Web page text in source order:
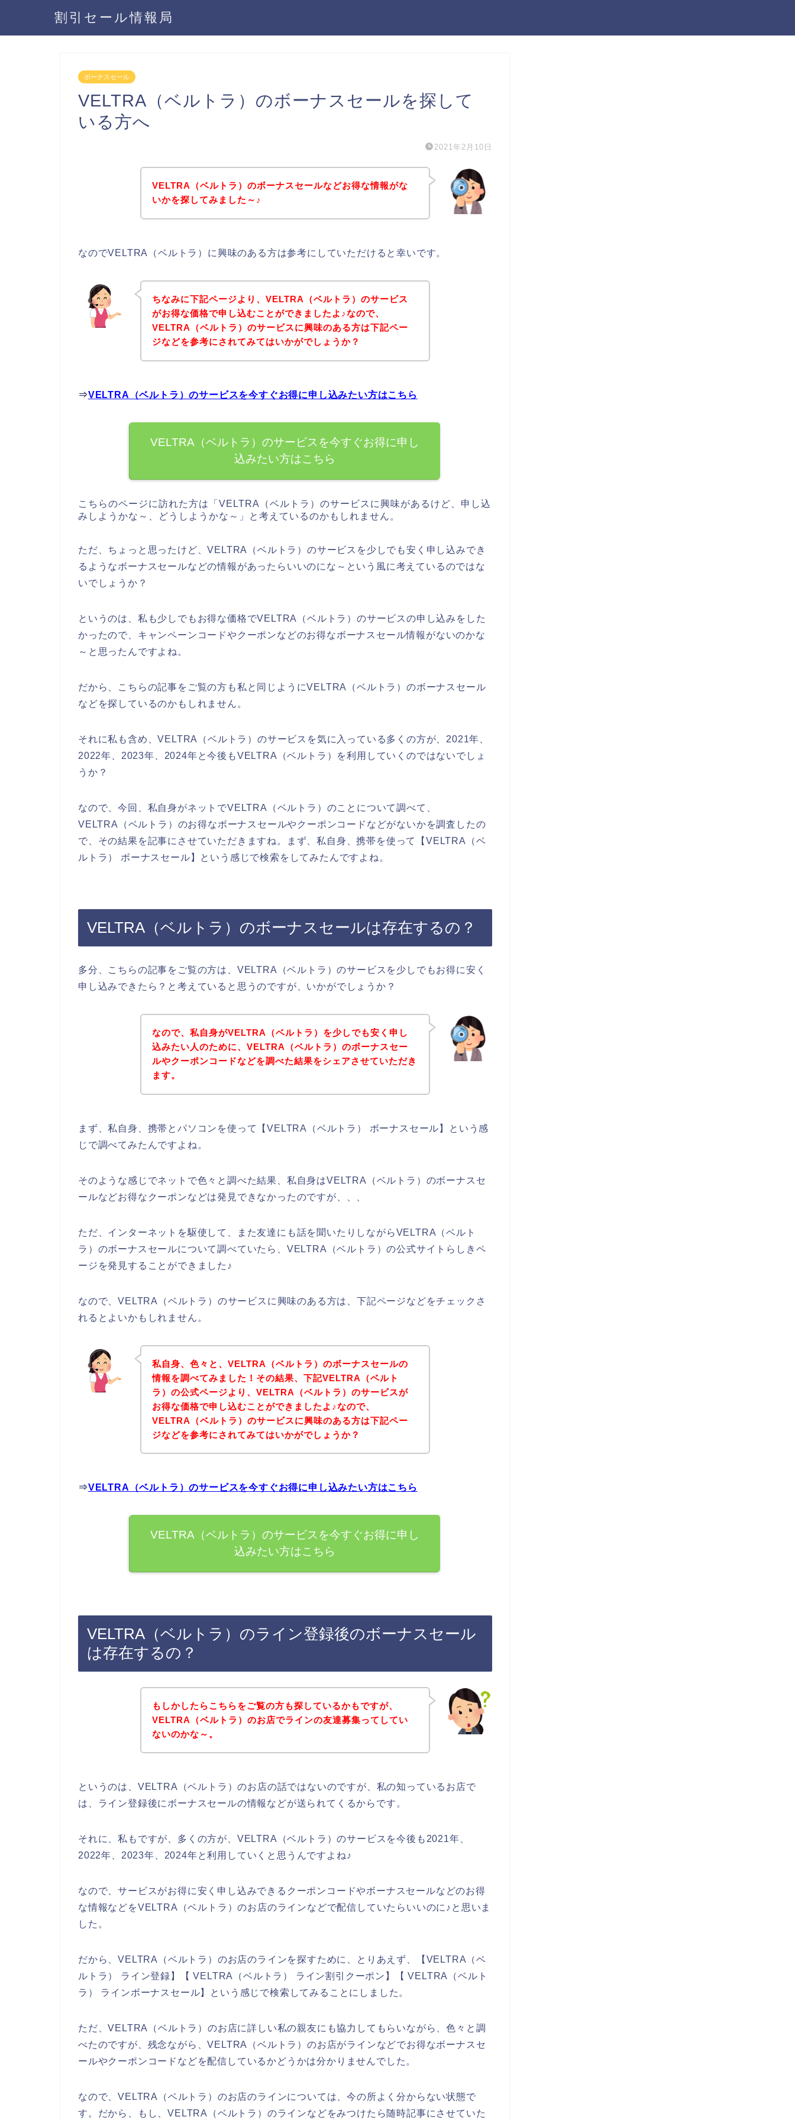
割引セール情報局
ボーナスセール
VELTRA（ベルトラ）のボーナスセールを探して
いる方へ
2021年2月10日
VELTRA（ベルトラ）のボーナスセールなどお得な情報がな
いかを探してみました～♪
なのでVELTRA（ベルトラ）に興味のある方は参考にしていただけると幸いです。
ちなみに下記ページより、VELTRA（ベルトラ）のサービス
がお得な価格で申し込むことができましたよ♪なので、
VELTRA（ベルトラ）のサービスに興味のある方は下記ペー
ジなどを参考にされてみてはいかがでしょうか？
⇒VELTRA（ベルトラ）のサービスを今すぐお得に申し込みたい方はこちら
VELTRA（ベルトラ）のサービスを今すぐお得に申し
込みたい方はこちら
こちらのページに訪れた方は「VELTRA（ベルトラ）のサービスに興味があるけど、申し込
みしようかな～、どうしようかな～」と考えているのかもしれません。
ただ、ちょっと思ったけど、VELTRA（ベルトラ）のサービスを少しでも安く申し込みでき
るようなボーナスセールなどの情報があったらいいのにな～という風に考えているのではな
いでしょうか？
というのは、私も少しでもお得な価格でVELTRA（ベルトラ）のサービスの申し込みをした
かったので、キャンペーンコードやクーポンなどのお得なボーナスセール情報がないのかな
～と思ったんですよね。
だから、こちらの記事をご覧の方も私と同じようにVELTRA（ベルトラ）のボーナスセール
などを探しているのかもしれません。
それに私も含め、VELTRA（ベルトラ）のサービスを気に入っている多くの方が、2021年、
2022年、2023年、2024年と今後もVELTRA（ベルトラ）を利用していくのではないでしょ
うか？
なので、今回、私自身がネットでVELTRA（ベルトラ）のことについて調べて、
VELTRA（ベルトラ）のお得なボーナスセールやクーポンコードなどがないかを調査したの
で、その結果を記事にさせていただきますね。まず、私自身、携帯を使って【VELTRA（ベ
ルトラ） ボーナスセール】という感じで検索をしてみたんですよね。
VELTRA（ベルトラ）のボーナスセールは存在するの？
多分、こちらの記事をご覧の方は、VELTRA（ベルトラ）のサービスを少しでもお得に安く
申し込みできたら？と考えていると思うのですが、いかがでしょうか？
なので、私自身がVELTRA（ベルトラ）を少しでも安く申し
込みたい人のために、VELTRA（ベルトラ）のボーナスセー
ルやクーポンコードなどを調べた結果をシェアさせていただき
ます。
まず、私自身、携帯とパソコンを使って【VELTRA（ベルトラ） ボーナスセール】という感
じで調べてみたんですよね。
そのような感じでネットで色々と調べた結果、私自身はVELTRA（ベルトラ）のボーナスセ
ールなどお得なクーポンなどは発見できなかったのですが、、、
ただ、インターネットを駆使して、また友達にも話を聞いたりしながらVELTRA（ベルト
ラ）のボーナスセールについて調べていたら、VELTRA（ベルトラ）の公式サイトらしきペ
ージを発見することができました♪
なので、VELTRA（ベルトラ）のサービスに興味のある方は、下記ページなどをチェックさ
れるとよいかもしれません。
私自身、色々と、VELTRA（ベルトラ）のボーナスセールの
情報を調べてみました！その結果、下記VELTRA（ベルト
ラ）の公式ページより、VELTRA（ベルトラ）のサービスが
お得な価格で申し込むことができましたよ♪なので、
VELTRA（ベルトラ）のサービスに興味のある方は下記ペー
ジなどを参考にされてみてはいかがでしょうか？
⇒VELTRA（ベルトラ）のサービスを今すぐお得に申し込みたい方はこちら
VELTRA（ベルトラ）のサービスを今すぐお得に申し
込みたい方はこちら
VELTRA（ベルトラ）のライン登録後のボーナスセール
は存在するの？
もしかしたらこちらをご覧の方も探しているかもですが、
VELTRA（ベルトラ）のお店でラインの友達募集ってしてい
ないのかな～。
というのは、VELTRA（ベルトラ）のお店の話ではないのですが、私の知っているお店で
は、ライン登録後にボーナスセールの情報などが送られてくるからです。
それに、私もですが、多くの方が、VELTRA（ベルトラ）のサービスを今後も2021年、
2022年、2023年、2024年と利用していくと思うんですよね♪
なので、サービスがお得に安く申し込みできるクーポンコードやボーナスセールなどのお得
な情報などをVELTRA（ベルトラ）のお店のラインなどで配信していたらいいのに♪と思いま
した。
だから、VELTRA（ベルトラ）のお店のラインを探すために、とりあえず、【VELTRA（ベ
ルトラ） ライン登録】【 VELTRA（ベルトラ） ライン割引クーポン】【 VELTRA（ベルト
ラ） ラインボーナスセール】という感じで検索してみることにしました。
ただ、VELTRA（ベルトラ）のお店に詳しい私の親友にも協力してもらいながら、色々と調
べたのですが、残念ながら、VELTRA（ベルトラ）のお店がラインなどでお得なボーナスセ
ールやクーポンコードなどを配信しているかどうかは分かりませんでした。
なので、VELTRA（ベルトラ）のお店のラインについては、今の所よく分からない状態で
す。だから、もし、VELTRA（ベルトラ）のラインなどをみつけたら随時記事にさせていた